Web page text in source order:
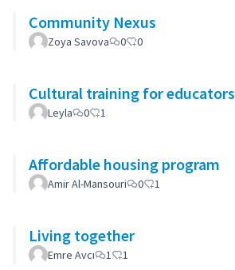
Community Nexus
Zoya Savova 0 0
Cultural training for educators
Leyla 0 1
Affordable housing program
Amir Al-Mansouri 0 1
Living together
Emre Avcı 1 1